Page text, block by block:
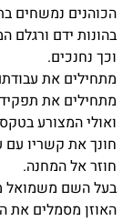
הכוהנים נמשחים
בהונות ידם ורגלם
וכך נחנכים.
מתחילים את
מתחילים את
ואולי המצורע
חונך את קשריו
חוזר אל המחנה.
בעל השם משמואל
האוזן מסמלים את